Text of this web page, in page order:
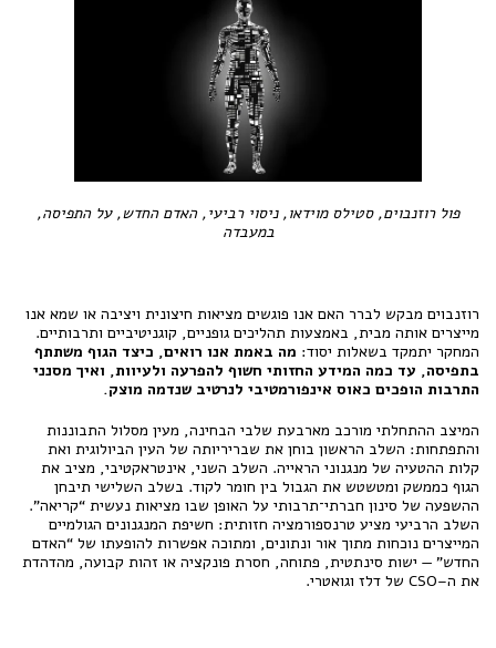
פול רוזנבוים, סטילס מוידאו, ניסוי רביעי, האדם החדש, על התפיסה,
במעבדה
רוזנבוים מבקש לברר האם אנו פוגשים מציאות חיצונית ויציבה או שמא אנו
מייצרים אותה מבית, באמצעות תהליכים גופניים, קוגניטיביים ותרבותיים.
המחקר יתמקד בשאלות יסוד: מה באמת אנו רואים, כיצד הגוף משתתף
בתפיסה, עד כמה המידע החזותי חשוף להפרעה ולעיוות, ואיך מסנני
התרבות הופכים כאוס אינפורמטיבי לנרטיב שנדמה מוצק.
המיצב ההתחלתי מורכב מארבעת שלבי הבחינה, מעין מסלול התבוננות
והתפתחות: השלב הראשון בוחן את שבריריותה של העין הביולוגית ואת
קלות ההטעיה של מנגנוני הראייה. השלב השני, אינטראקטיבי, מציב את
הגוף כממשק ומטשטש את הגבול בין חומר לקוד. בשלב השלישי תיבחן
ההשפעה של סינון חברתי־תרבותי על האופן שבו מציאות נעשית “קריאה”.
השלב הרביעי מציע טרנספורמציה חזותית: חשיפת המנגנונים הגולמיים
המייצרים נוכחות מתוך אור ונתונים, ומתוכה אפשרות להופעתו של “האדם
החדש” — ישות סינתטית, פתוחה, חסרת פונקציה או זהות קבועה, מהדהדת
את ה–CSO של דלז וגואטרי.